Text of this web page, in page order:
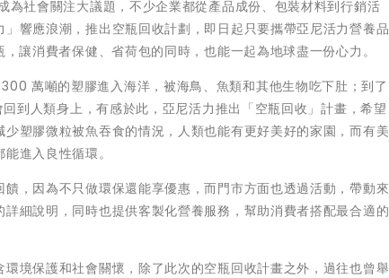
為社會關注大議題，不少企業都從產品成份、包裝材料到行銷活
響應浪潮，推出空瓶回收計劃，即日起只要攜帶亞尼活力營養品
讓消費者保健、省荷包的同時，也能一起為地球盡一份心力。
萬噸的塑膠進入海洋，被海鳥、魚類和其他生物吃下肚；到了
到人類身上，有感於此，亞尼活力推出「空瓶回收」計畫，希望
塑膠微粒被魚吞食的情況，人類也能有更好美好的家園，而有美
進入良性循環。
，因為不只做環保還能享優惠，而門市方面也透過活動，帶動來
細說明，同時也提供客製化營養服務，幫助消費者搭配最合適的
境保護和社會關懷，除了此次的空瓶回收計畫之外，過往也曾舉